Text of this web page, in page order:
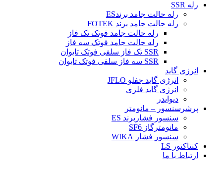
رله SSR
رله حالت جامد برندES
رله حالت جامد برند FOTEK
رله حالت جامد فوتک تک فاز
رله حالت جامد فوتک سه فاز
SSR تک فاز سلفی فوتک تایوان
SSR سه فاز سلفی فوتک تایوان
انرژی گاید
انرژی گاید جفلو JFLO
انرژی گاید فلزی
دیوایدر
پرشرسنسور – مانومتر
سنسور فشاربرند ES
مانومترگاز SF6
سنسور فشار WIKA
کنتاکتور LS
ارتباط با ما